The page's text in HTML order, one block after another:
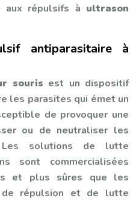
aux répulsifs à ultrason
antiparasitaire à
souris est un dispositif
les parasites qui émet un
de provoquer une
ou de neutraliser les
Les solutions de lutte
sont commercialisées
et plus sûres que les
répulsion et de lutte